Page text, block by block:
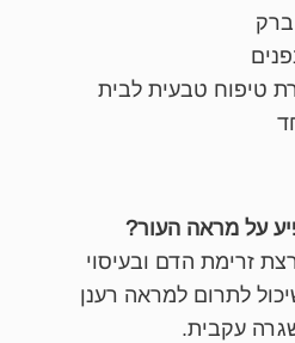
טיפוח טבעית לבית
על מראה העור?
זרימת הדם ובעיסוי
לתרום למראה רענן
עקבית.